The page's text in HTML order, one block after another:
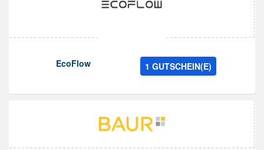
EcoFlow 1 GUTSCHEIN(E)